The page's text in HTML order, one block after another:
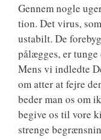
Gen­nem nog­le
tion. Det virus,
usta­bilt. De
pålæg­ges, er
Mens vi ind­led­te
om atter at fejre
beder man os om
begi­ve os til vore
stren­ge